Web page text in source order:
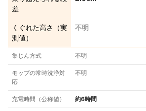
差
くぐれた高さ（実
測値）
不明
集じん方式 不明
モップの常時洗浄対
応
不明
充電時間（公称値） 約6時間